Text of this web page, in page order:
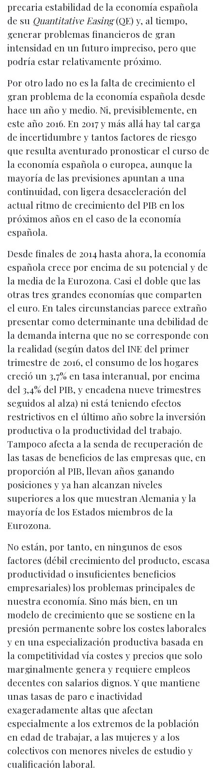
precaria estabilidad de la economía española
de su Quantitative Easing(QE) y, al tiempo,
generar problemas financieros de gran
intensidad en un futuro impreciso, pero que
podría estar relativamente próximo.
Por otro lado no es la falta de crecimiento el
gran problema de la economía española desde
hace un año y medio. Ni, previsiblemente, en
este año 2016. En 2017 y más allá hay tal carga
de incertidumbre y tantos factores de riesgo
que resulta aventurado pronosticar el curso de
la economía española o europea, aunque la
mayoría de las previsiones apuntan a una
continuidad, con ligera desaceleración del
actual ritmo de crecimiento del PIB en los
próximos años en el caso de la economía
española.
Desde finales de 2014 hasta ahora, la economía
española crece por encima de su potencial y de
la media de la Eurozona. Casi el doble que las
otras tres grandes economías que comparten
el euro. En tales circunstancias parece extraño
presentar como determinante una debilidad de
la demanda interna que no se corresponde con
la realidad (según datos del INE del primer
trimestre de 2016, el consumo de los hogares
creció un 3,7% en tasa interanual, por encima
del 3,4% del PIB, y encadena nueve trimestres
seguidos al alza) ni está teniendo efectos
restrictivos en el último año sobre la inversión
productiva o la productividad del trabajo.
Tampoco afecta a la senda de recuperación de
las tasas de beneficios de las empresas que, en
proporción al PIB, llevan años ganando
posiciones y ya han alcanzan niveles
superiores a los que muestran Alemania y la
mayoría de los Estados miembros de la
Eurozona.
No están, por tanto, en ningunos de esos
factores (débil crecimiento del producto, escasa
productividad o insuficientes beneficios
empresariales) los problemas principales de
nuestra economía. Sino más bien, en un
modelo de crecimiento que se sostiene en la
presión permanente sobre los costes laborales
y en una especialización productiva basada en
la competitividad vía costes y precios que solo
marginalmente genera y requiere empleos
decentes con salarios dignos. Y que mantiene
unas tasas de paro e inactividad
exageradamente altas que afectan
especialmente a los extremos de la población
en edad de trabajar, a las mujeres y a los
colectivos con menores niveles de estudio y
cualificación laboral.